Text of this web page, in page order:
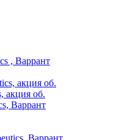
, Варрант
акция об.
акция об.
Варрант